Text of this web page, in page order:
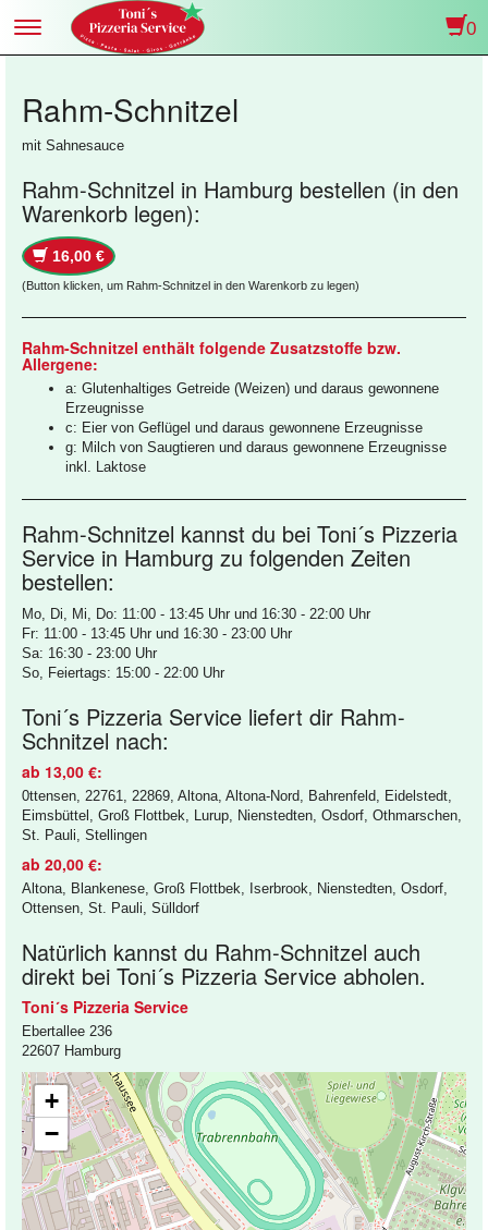
Toggle
navigation
0
Rahm-Schnitzel
mit Sahnesauce
Rahm-Schnitzel in Hamburg bestellen (in den
Warenkorb legen):
16,00 €
(Button klicken, um Rahm-Schnitzel in den Warenkorb zu legen)
Rahm-Schnitzel enthält folgende Zusatzstoffe bzw.
Allergene:
a: Glutenhaltiges Getreide (Weizen) und daraus gewonnene
Erzeugnisse
c: Eier von Geflügel und daraus gewonnene Erzeugnisse
g: Milch von Saugtieren und daraus gewonnene Erzeugnisse
inkl. Laktose
Rahm-Schnitzel kannst du bei Toni´s Pizzeria
Service in Hamburg zu folgenden Zeiten
bestellen:
Mo, Di, Mi, Do: 11:00 - 13:45 Uhr und 16:30 - 22:00 Uhr
Fr: 11:00 - 13:45 Uhr und 16:30 - 23:00 Uhr
Sa: 16:30 - 23:00 Uhr
So, Feiertags: 15:00 - 22:00 Uhr
Toni´s Pizzeria Service liefert dir Rahm-
Schnitzel nach:
ab 13,00 €:
0ttensen, 22761, 22869, Altona, Altona-Nord, Bahrenfeld, Eidelstedt,
Eimsbüttel, Groß Flottbek, Lurup, Nienstedten, Osdorf, Othmarschen,
St. Pauli, Stellingen
ab 20,00 €:
Altona, Blankenese, Groß Flottbek, Iserbrook, Nienstedten, Osdorf,
Ottensen, St. Pauli, Sülldorf
Natürlich kannst du Rahm-Schnitzel auch
direkt bei Toni´s Pizzeria Service abholen.
Toni´s Pizzeria Service
Ebertallee 236
22607 Hamburg
+
−